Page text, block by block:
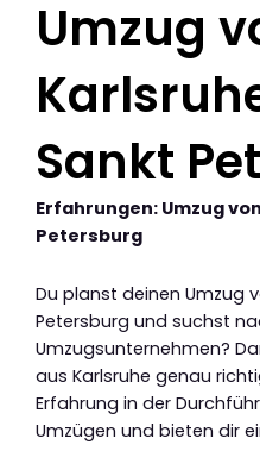
Umzug
Sankt
Erfahrungen: Umzug
Petersburg
Du planst deinen Umzug
Petersburg und suchst
Umzugsunternehmen?
aus Karlsruhe genau
Erfahrung in der
Umzügen und bieten dir